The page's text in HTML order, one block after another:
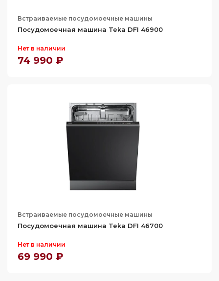
Встраиваемые посудомоечные машины
Посудомоечная машина Teka DFI 46900
Нет в наличии
74 990 ₽
Встраиваемые посудомоечные машины
Посудомоечная машина Teka DFI 46700
Нет в наличии
69 990 ₽